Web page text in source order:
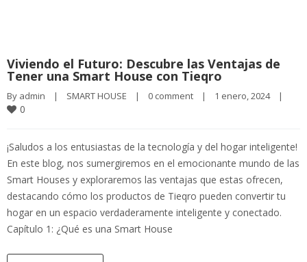
Viviendo el Futuro: Descubre las Ventajas de
Tener una Smart House con Tieqro
By admin | SMART HOUSE | 0 comment | 1 enero, 2024 |
0
¡Saludos a los entusiastas de la tecnología y del hogar inteligente!
En este blog, nos sumergiremos en el emocionante mundo de las
Smart Houses y exploraremos las ventajas que estas ofrecen,
destacando cómo los productos de Tieqro pueden convertir tu
hogar en un espacio verdaderamente inteligente y conectado.
Capítulo 1: ¿Qué es una Smart House